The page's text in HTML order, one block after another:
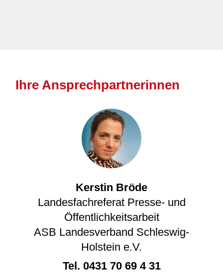
Ihre Ansprechpartnerinnen
Kerstin Bröde
Landesfachreferat Presse- und
Öffentlichkeitsarbeit
ASB Landesverband Schleswig-
Holstein e.V.
Tel. 0431 70 69 4 31